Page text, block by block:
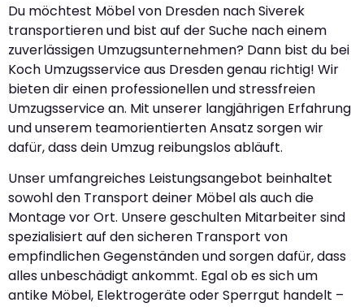
Du möchtest Möbel von Dresden nach Siverek
transportieren und bist auf der Suche nach einem
zuverlässigen Umzugsunternehmen? Dann bist du bei
Koch Umzugsservice aus Dresden genau richtig! Wir
bieten dir einen professionellen und stressfreien
Umzugsservice an. Mit unserer langjährigen Erfahrung
und unserem teamorientierten Ansatz sorgen wir
dafür, dass dein Umzug reibungslos abläuft.
Unser umfangreiches Leistungsangebot beinhaltet
sowohl den Transport deiner Möbel als auch die
Montage vor Ort. Unsere geschulten Mitarbeiter sind
spezialisiert auf den sicheren Transport von
empfindlichen Gegenständen und sorgen dafür, dass
alles unbeschädigt ankommt. Egal ob es sich um
antike Möbel, Elektrogeräte oder Sperrgut handelt –